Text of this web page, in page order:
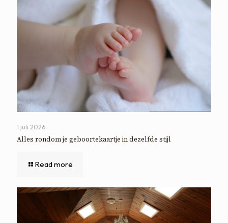
1 juli 2026
Alles rondom je geboortekaartje in dezelfde stijl
Read more